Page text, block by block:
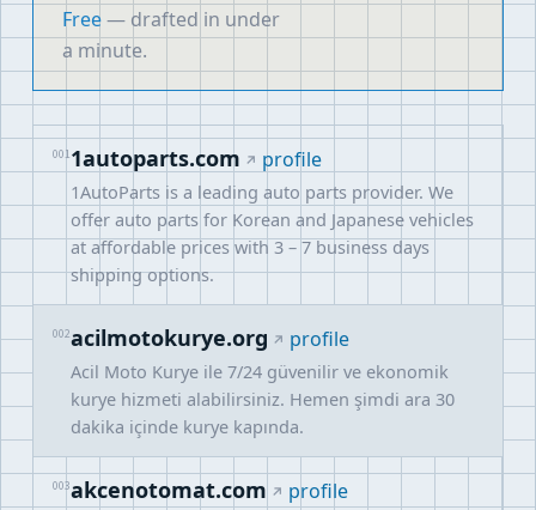
Free— drafted in under
a minute.
0011autoparts.com profile
1AutoParts is a leading auto parts provider. We
offer auto parts for Korean and Japanese vehicles
at affordable prices with 3 – 7 business days
shipping options.
002acilmotokurye.org profile
Acil Moto Kurye ile 7/24 güvenilir ve ekonomik
kurye hizmeti alabilirsiniz. Hemen şimdi ara 30
dakika içinde kurye kapında.
003akcenotomat.com profile